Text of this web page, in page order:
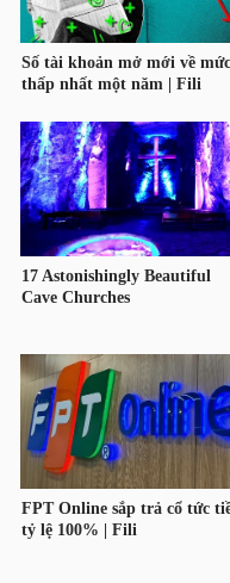
BẤT
ĐỘNG
SẢN
Mã
chứng
(-)
Tất cả Cổ phiếu
Lãnh
đạo
(-)